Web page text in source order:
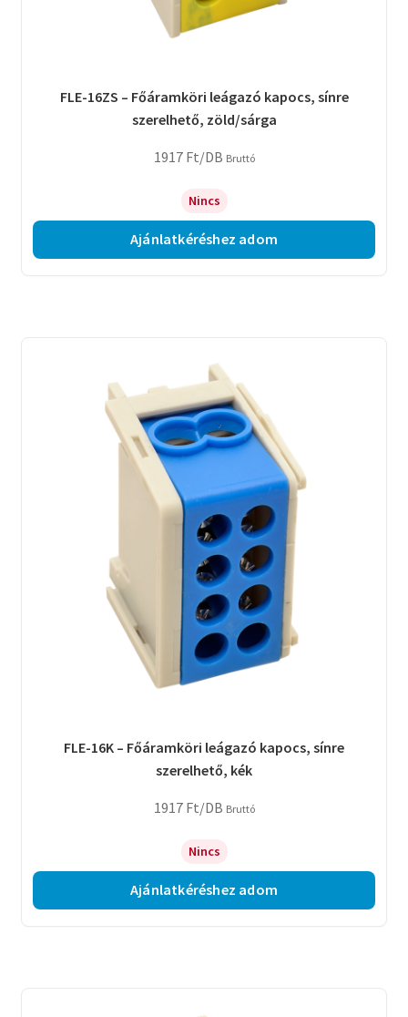
FLE-16ZS – Főáramköri leágazó kapocs, sínre
szerelhető, zöld/sárga
1917 Ft/DB Bruttó
Nincs
Ajánlatkéréshez adom
FLE-16K – Főáramköri leágazó kapocs, sínre
szerelhető, kék
1917 Ft/DB Bruttó
Nincs
Ajánlatkéréshez adom